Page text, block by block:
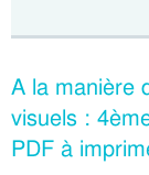
A la manière
visuels :
PDF à